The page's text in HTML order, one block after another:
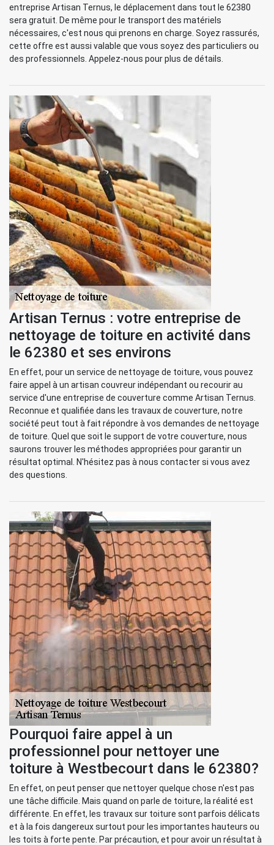
entreprise Artisan Ternus, le déplacement dans tout le 62380
sera gratuit. De même pour le transport des matériels
nécessaires, c'est nous qui prenons en charge. Soyez rassurés,
cette offre est aussi valable que vous soyez des particuliers ou
des professionnels. Appelez-nous pour plus de détails.
Artisan Ternus : votre entreprise de
nettoyage de toiture en activité dans
le 62380 et ses environs
En effet, pour un service de nettoyage de toiture, vous pouvez
faire appel à un artisan couvreur indépendant ou recourir au
service d'une entreprise de couverture comme Artisan Ternus.
Reconnue et qualifiée dans les travaux de couverture, notre
société peut tout à fait répondre à vos demandes de nettoyage
de toiture. Quel que soit le support de votre couverture, nous
saurons trouver les méthodes appropriées pour garantir un
résultat optimal. N'hésitez pas à nous contacter si vous avez
des questions.
Pourquoi faire appel à un
professionnel pour nettoyer une
toiture à Westbecourt dans le 62380?
En effet, on peut penser que nettoyer quelque chose n'est pas
une tâche difficile. Mais quand on parle de toiture, la réalité est
différente. En effet, les travaux sur toiture sont parfois délicats
et à la fois dangereux surtout pour les importantes hauteurs ou
les toits à forte pente. Par précaution, et pour avoir un résultat à